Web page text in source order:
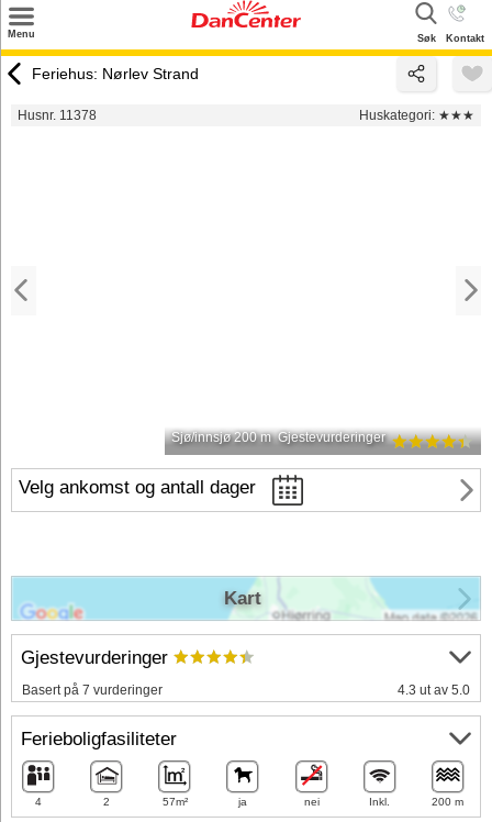
Menu Kontakt
Søk
Tilbud
Feriehus: Nørlev Strand
Husnr. 11378 Huskategori: ★★★
Sjø/innsjø 200 m Gjestevurderinger
Velg ankomst og antall dager
Gjestevurderinger
Basert på 7 vurderinger 4.3 ut av 5.0
Ferieboligfasiliteter
4 2 57m² ja nei Inkl. 200 m
Kart